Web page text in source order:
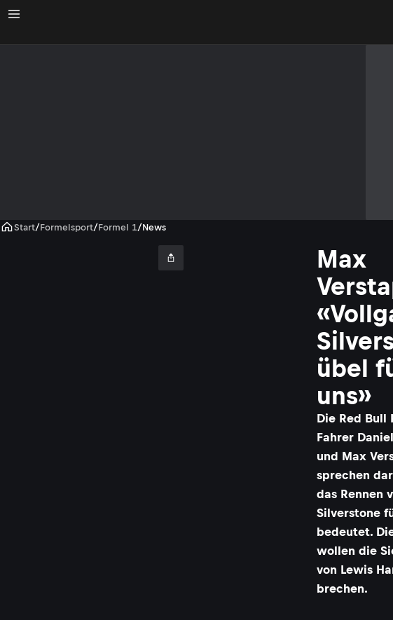
Start/Formelsport/Formel 1/News
Max
übel
uns»
​Die Red Bull
Fahrer
und Max
sprechen
das Rennen
Silverstone
bedeutet.
wollen die
von Lewis
brechen.